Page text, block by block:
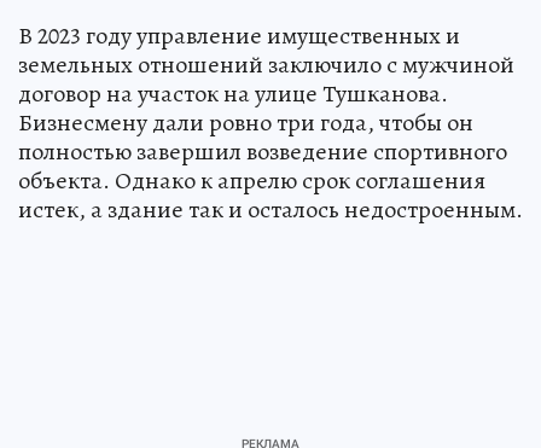
В 2023 году управление имущественных и
земельных отношений заключило с мужчиной
договор на участок на улице Тушканова.
Бизнесмену дали ровно три года, чтобы он
полностью завершил возведение спортивного
объекта. Однако к апрелю срок соглашения
истек, а здание так и осталось недостроенным.